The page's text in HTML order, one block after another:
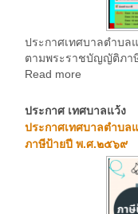
ประกาศเทศบาลตำบล
ตามพระราชบัญญัติภา
Read more
ประกาศ เทศบาลแว้ง
ประกาศเทศบาลตำบล
ภาษีป้ายปี พ.ศ.๒๕๖๙